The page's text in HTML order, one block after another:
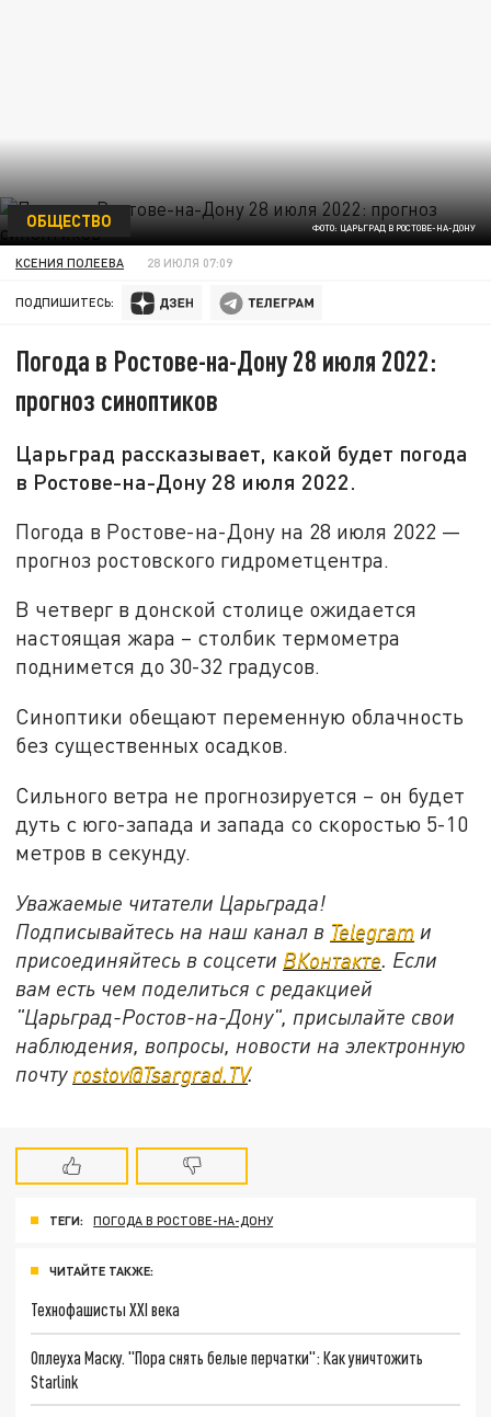
ФОТО: ЦАРЬГРАД В РОСТОВЕ-НА-ДОНУ
ОБЩЕСТВО
КСЕНИЯ ПОЛЕЕВА 28 ИЮЛЯ 07:09
ПОДПИШИТЕСЬ:
Погода в Ростове-на-Дону 28 июля 2022:
прогноз синоптиков
Царьград рассказывает, какой будет погода
в Ростове-на-Дону 28 июля 2022.
Погода в Ростове-на-Дону на 28 июля 2022 —
прогноз ростовского гидрометцентра.
В четверг в донской столице ожидается
настоящая жара – столбик термометра
поднимется до 30-32 градусов.
Синоптики обещают переменную облачность
без существенных осадков.
Сильного ветра не прогнозируется – он будет
дуть с юго-запада и запада со скоростью 5-10
метров в секунду.
Уважаемые читатели Царьграда!
Подписывайтесь на наш канал в Telegram и
присоединяйтесь в соцсети ВКонтакте . Если
вам есть чем поделиться с редакцией
"Царьград-Ростов-на-Дону", присылайте свои
наблюдения, вопросы, новости на электронную
почту rostov@Tsargrad.ТV.
ТЕГИ: ПОГОДА В РОСТОВЕ-НА-ДОНУ
ЧИТАЙТЕ ТАКЖЕ:
Технофашисты XXI века
Оплеуха Маску. "Пора снять белые перчатки": Как уничтожить
Starlink